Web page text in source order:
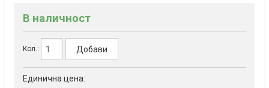
В наличност
Кол.: Добави
Единична цена: